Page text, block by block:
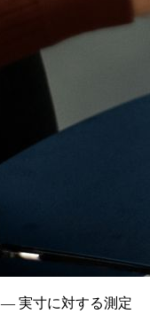
— 実寸に対する測定